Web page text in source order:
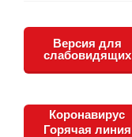
Версия для
слабовидящих
Коронавирус
Горячая линия